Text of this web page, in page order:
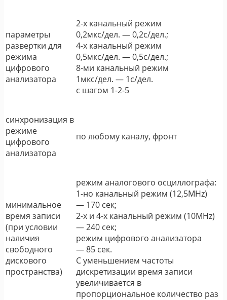
параметры
развертки для
режима
цифрового
анализатора
2-х канальный режим
0,2мкс/дел. ― 0,2с/дел.;
4-х канальный режим
0,5мкс/дел. ― 0,5с/дел.;
8-ми канальный режим
1мкс/дел. ― 1с/дел.
с шагом 1-2-5
синхронизация в
режиме
цифрового
анализатора
по любому каналу, фронт
минимальное
время записи
(при условии
наличия
свободного
дискового
пространства)
режим аналогового осциллографа:
1-но канальный режим (12,5MHz)
― 170 сек;
2-х и 4-х канальный режим (10MHz)
― 240 сек;
режим цифрового анализатора
― 85 сек.
С уменьшением частоты
дискретизации время записи
увеличивается в
пропорциональное количество раз